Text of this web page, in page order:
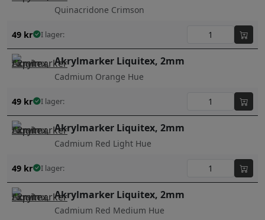
Quinacridone Crimson
49 kr I lager:
Akrylmarker Liquitex, 2mm
Cadmium Orange Hue
49 kr I lager:
Akrylmarker Liquitex, 2mm
Cadmium Red Light Hue
49 kr I lager:
Akrylmarker Liquitex, 2mm
Cadmium Red Medium Hue